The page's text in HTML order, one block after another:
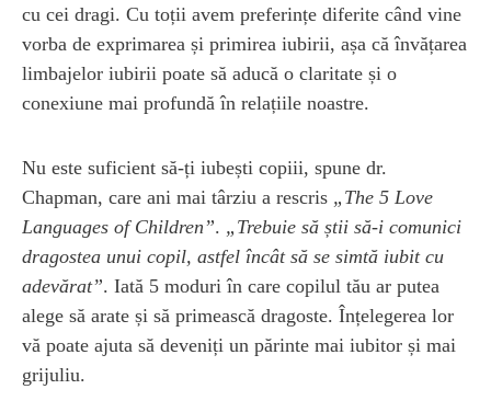
cu cei dragi. Cu toții avem preferințe diferite când vine
vorba de exprimarea și primirea iubirii, așa că învățarea
limbajelor iubirii poate să aducă o claritate și o
conexiune mai profundă în relațiile noastre.
Nu este suficient să-ți iubești copiii, spune dr.
Chapman, care ani mai târziu a rescris „The 5 Love
Languages of Children”. „Trebuie să știi să-i comunici
dragostea unui copil, astfel încât să se simtă iubit cu
adevărat”. Iată 5 moduri în care copilul tău ar putea
alege să arate și să primească dragoste. Înțelegerea lor
vă poate ajuta să deveniți un părinte mai iubitor și mai
grijuliu.